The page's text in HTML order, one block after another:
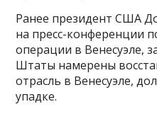
Ранее президент США
на пресс-конференции
операции в Венесуэле,
Штаты намерены
отрасль в Венесуэле,
упадке.